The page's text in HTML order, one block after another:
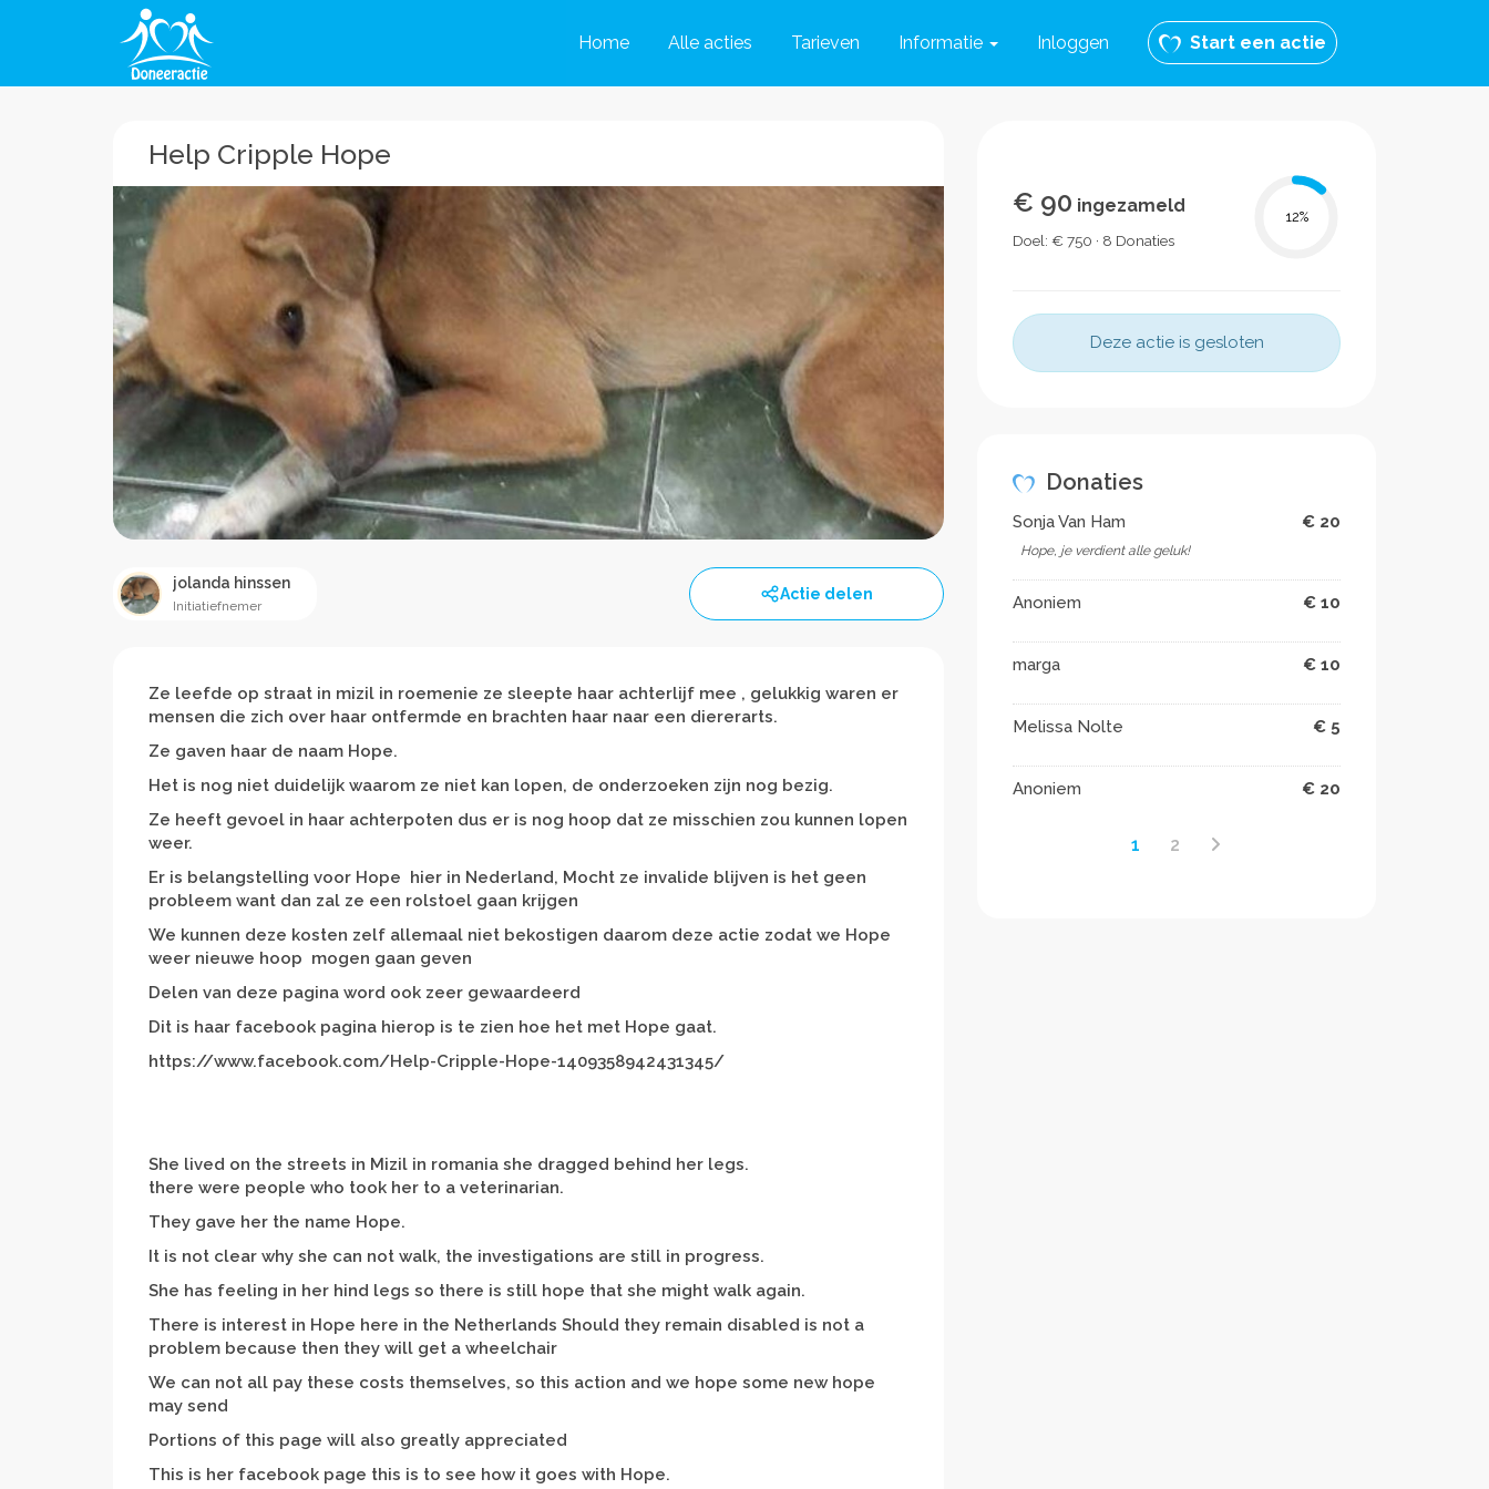
Home Alle acties Tarieven Informatie Inloggen Start een actie
Help Cripple Hope
jolanda hinssen
Initiatiefnemer
Actie delen
Ze leefde op straat in mizil in roemenie ze sleepte haar achterlijf mee , gelukkig waren er
mensen die zich over haar ontfermde en brachten haar naar een diererarts.
Ze gaven haar de naam Hope.
Het is nog niet duidelijk waarom ze niet kan lopen, de onderzoeken zijn nog bezig.
Ze heeft gevoel in haar achterpoten dus er is nog hoop dat ze misschien zou kunnen lopen
weer.
Er is belangstelling voor Hope hier in Nederland, Mocht ze invalide blijven is het geen
probleem want dan zal ze een rolstoel gaan krijgen
We kunnen deze kosten zelf allemaal niet bekostigen daarom deze actie zodat we Hope
weer nieuwe hoop mogen gaan geven
Delen van deze pagina word ook zeer gewaardeerd
Dit is haar facebook pagina hierop is te zien hoe het met Hope gaat.
https://www.facebook.com/Help-Cripple-Hope-1409358942431345/
She lived on the streets in Mizil in romania she dragged behind her legs.
there were people who took her to a veterinarian.
They gave her the name Hope.
It is not clear why she can not walk, the investigations are still in progress.
She has feeling in her hind legs so there is still hope that she might walk again.
There is interest in Hope here in the Netherlands Should they remain disabled is not a
problem because then they will get a wheelchair
We can not all pay these costs themselves, so this action and we hope some new hope
may send
Portions of this page will also greatly appreciated
This is her facebook page this is to see how it goes with Hope.
€ 90 ingezameld
Doel: € 750 · 8 Donaties
12%
Deze actie is gesloten
Donaties
Sonja Van Ham € 20
Hope, je verdient alle geluk!
Anoniem € 10
marga € 10
Melissa Nolte € 5
Anoniem € 20
1 2